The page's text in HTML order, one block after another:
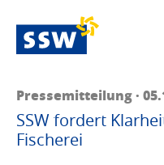
Pressemitteilung ·
SSW fordert
Fischerei